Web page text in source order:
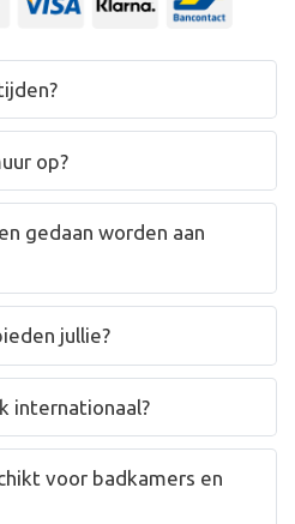
op?
gedaan worden aan
jullie?
internationaal?
voor badkamers en